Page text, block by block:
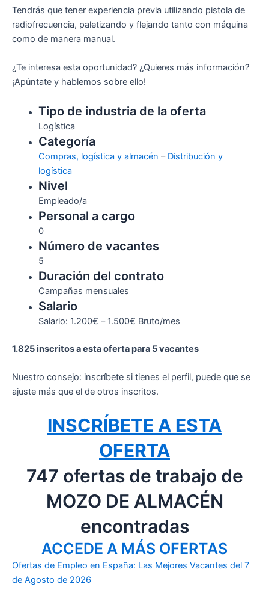
Tendrás que tener experiencia previa utilizando pistola de
radiofrecuencia, paletizando y flejando tanto con máquina
como de manera manual.
¿Te interesa esta oportunidad? ¿Quieres más información?
¡Apúntate y hablemos sobre ello!
Tipo de industria de la oferta
Logística
Categoría
Compras, logística y almacén – Distribución y
logística
Nivel
Empleado/a
Personal a cargo
0
Número de vacantes
5
Duración del contrato
Campañas mensuales
Salario
Salario: 1.200€ – 1.500€ Bruto/mes
1.825 inscritos a esta oferta para 5 vacantes
Nuestro consejo: inscríbete si tienes el perfil, puede que se
ajuste más que el de otros inscritos.
INSCRÍBETE A ESTA
OFERTA
747 ofertas de trabajo de
MOZO DE ALMACÉN
encontradas
ACCEDE A MÁS OFERTAS
Ofertas de Empleo en España: Las Mejores Vacantes del 7
de Agosto de 2026